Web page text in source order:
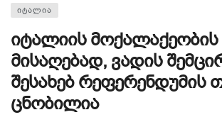
ᲘᲢᲐᲚᲘᲐ
იტალიის მოქალაქეობის
მისაღებად, ვადის
შესახებ რეფერენდუმის
ცნობილია